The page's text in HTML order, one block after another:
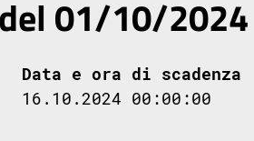
01/10/2024
Data e ora di scadenza
16.10.2024 00:00:00